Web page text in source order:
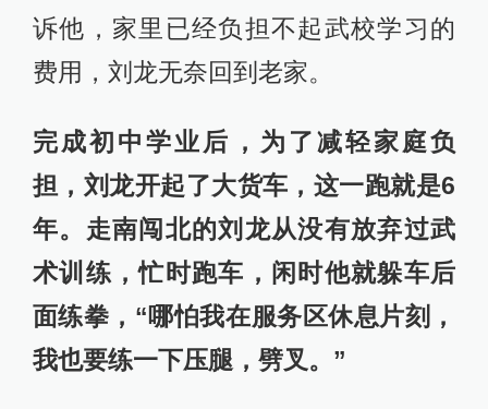
诉他，家里已经负担不起武校学习的
费用，刘龙无奈回到老家。
完成初中学业后，为了减轻家庭负
担，刘龙开起了大货车，这一跑就是6
年。走南闯北的刘龙从没有放弃过武
术训练，忙时跑车，闲时他就躲车后
面练拳，“哪怕我在服务区休息片刻，
我也要练一下压腿，劈叉。”